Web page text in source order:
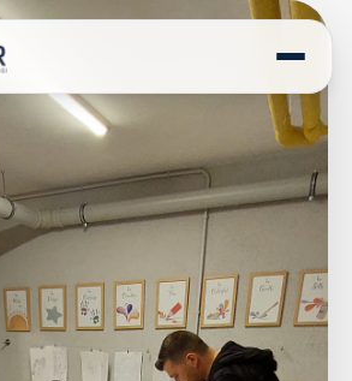
HAKKIMIZDA
PROJELERİMİZ
PROGRAMLARIMIZ
POLİTİKA BELGELERİ
İLETİŞİM